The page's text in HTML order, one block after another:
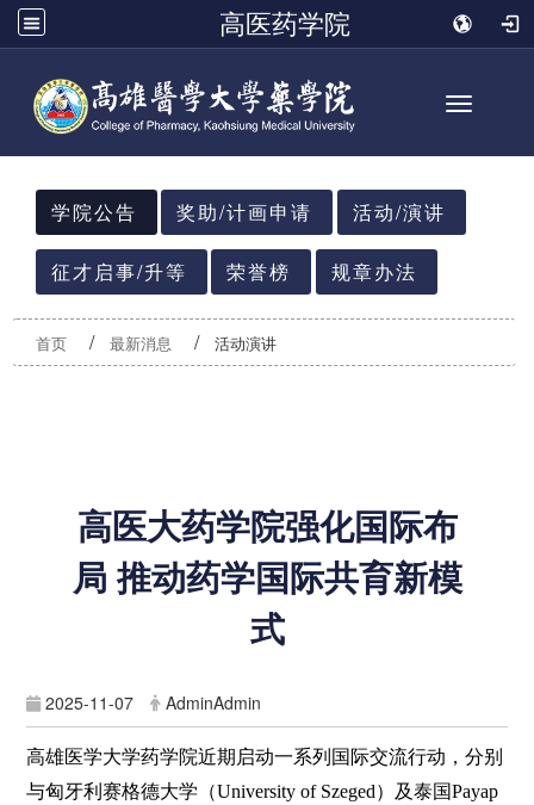
高医药学院
Toggle
:::
学院公告
奖助/计画申请 活动/演讲
征才启事/升等 荣誉榜 规章办法
首页 最新消息 活动演讲
高医大药学院强化国际布
局 推动药学国际共育新模
式
2025-11-07 AdminAdmin
高雄医学大学药学院近期启动一系列国际交流行动，分别
与匈牙利赛格德大学（University of Szeged）及泰国Payap